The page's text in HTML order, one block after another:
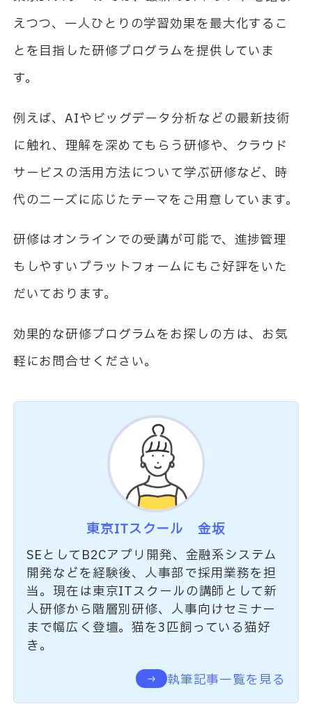
えつつ、一人ひとりの学習効果を最大化するこ
とを目指した研修プログラムを提供していま
す。
例えば、AIやビッグデータ分析などの最新技術
に触れ、理解を深めてもらう研修や、クラウド
サービスの活用方法について学ぶ研修など、時
代のニーズに応じたテーマをご用意しています。
研修はオンラインでの受講が可能で、進捗管理
もしやすいプラットフォームにもご好評をいた
だいております。
効果的な研修プログラムをお探しの方は、お気
軽にお問合せください。
東京ITスクール 金坂
SEとしてB2Cアプリ開発、金融系システム
開発などを経験後、人事部で採用業務を担
当。現在は東京ITスクールの講師として新
人研修から階層別研修、人事向けセミナー
まで幅広く登壇。猫を3匹飼っている猫好
き。
執筆記事一覧を見る